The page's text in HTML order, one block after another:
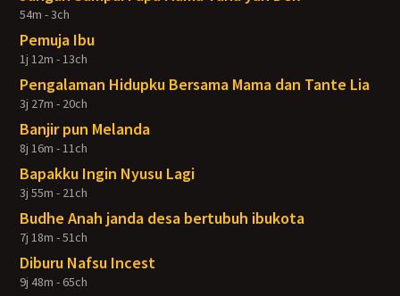
54m - 3ch
Pemuja Ibu
1j 12m - 13ch
Pengalaman Hidupku Bersama Mama dan Tante Lia
3j 27m - 20ch
Banjir pun Melanda
8j 16m - 11ch
Bapakku Ingin Nyusu Lagi
3j 55m - 21ch
Budhe Anah janda desa bertubuh ibukota
7j 18m - 51ch
Diburu Nafsu Incest
9j 48m - 65ch